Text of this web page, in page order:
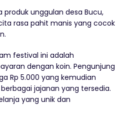
produk unggulan desa Bucu,
rasa pahit manis yang cocok
festival ini adalah
dengan koin. Pengunjung
Rp 5.000 yang kemudian
jajanan yang tersedia.
yang unik dan